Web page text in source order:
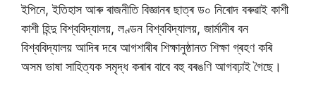
ইপিনে, ইতিহাস আৰু ৰাজনীতি বিজ্ঞানৰ ছাত্ৰ ড০ নিৰোদ বৰুৱাই কাশী
কাশী হিন্দু বিশ্ববিদ্যালয়, লণ্ডন বিশ্ববিদ্যালয়, জাৰ্মানীৰ বন
বিশ্ববিদ্যালয় আদিৰ দৰে আগশাৰীৰ শিক্ষানুষ্ঠানত শিক্ষা গ্ৰহণ কৰি
অসম ভাষা সাহিত্যক সমৃদ্ধ কৰাৰ বাবে বহু বৰঙণি আগবঢ়াই গৈছে।